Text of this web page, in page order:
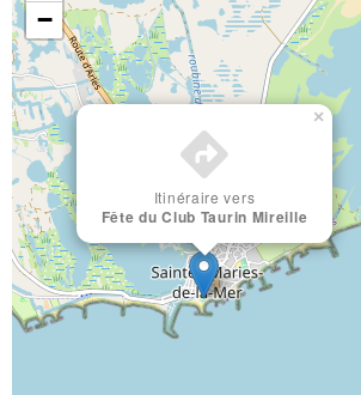
Itinéraire vers
Fête du Club Taurin Mireille
×
−